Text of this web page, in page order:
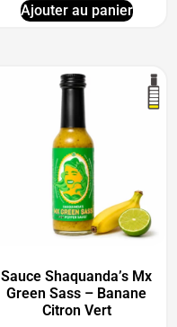
Ajouter au panier
Sauce Shaquanda’s Mx
Green Sass – Banane
Citron Vert